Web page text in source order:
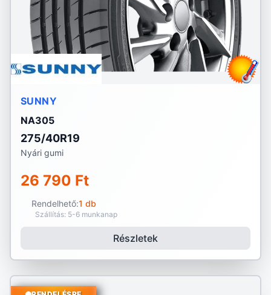
SUNNY
NA305
275/40R19
Nyári gumi
26 790 Ft
Rendelhető:1 db
Szállítás: 5-6 munkanap
Részletek